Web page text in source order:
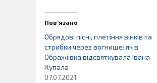
Пов’язано
Обрядові пісні, плетіння вінків та
стрибки через вогнище: як в
Ображіївка відсвяткувала Івана
Купала
07.07.2021